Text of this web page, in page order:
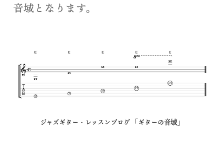
音域となります。
ジャズギター・レッスンブログ 「ギターの音域」